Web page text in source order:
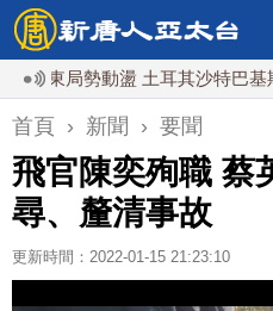
局勢動盪 土耳其沙特巴基斯坦
首頁 › 新聞 › 要聞
飛官陳奕殉職 蔡
尋、釐清事故
更新時間：2022-01-15 21:23:10